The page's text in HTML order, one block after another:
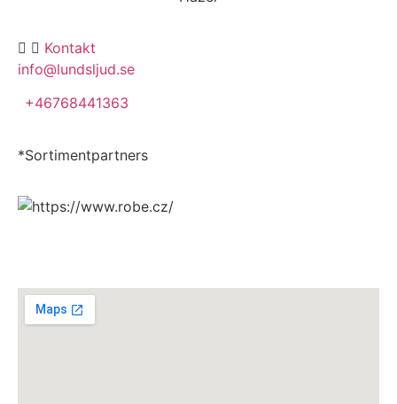
Kontakt
info@lundsljud.se
+46768441363
*Sortimentpartners